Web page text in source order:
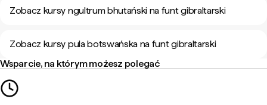
Zobacz kursy ngultrum bhutański na funt gibraltarski
Zobacz kursy pula botswańska na funt gibraltarski
Wsparcie, na którym możesz polegać